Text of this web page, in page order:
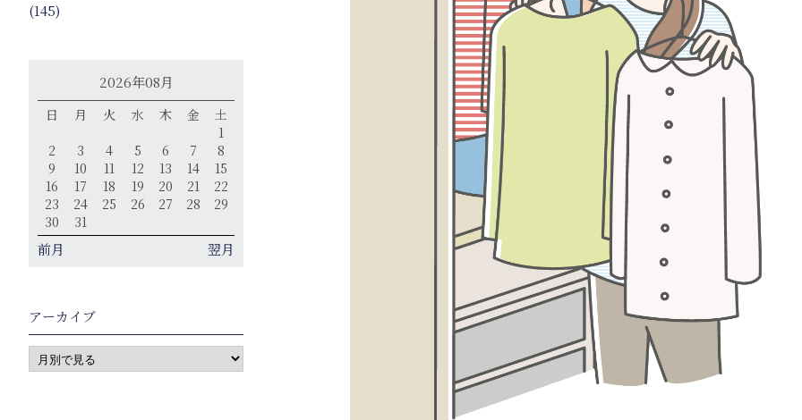
(145)
2026年08月
日 月 火 水 木 金
土
1
2
3 4 5 6 7
8
9
10 11 12 13 14
15
16
17 18 19 20 21
22
23
24 25 26 27 28
29
30
31
前月 翌月
アーカイブ